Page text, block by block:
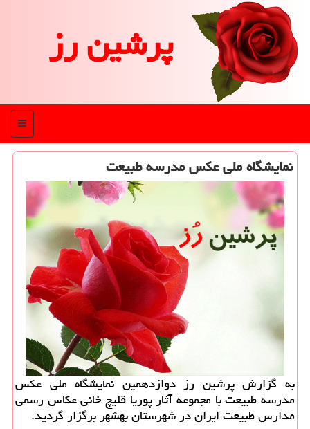
پرشین رز
منو
نمایشگاه ملی عكس مدرسه طبیعت
به گزارش پرشین رز دوازدهمین نمایشگاه ملی عكس
مدرسه طبیعت با مجموعه آثار پوریا قلیچ خانی عكاس رسمی
مدارس طبیعت ایران در شهرستان بهشهر برگزار گردید.